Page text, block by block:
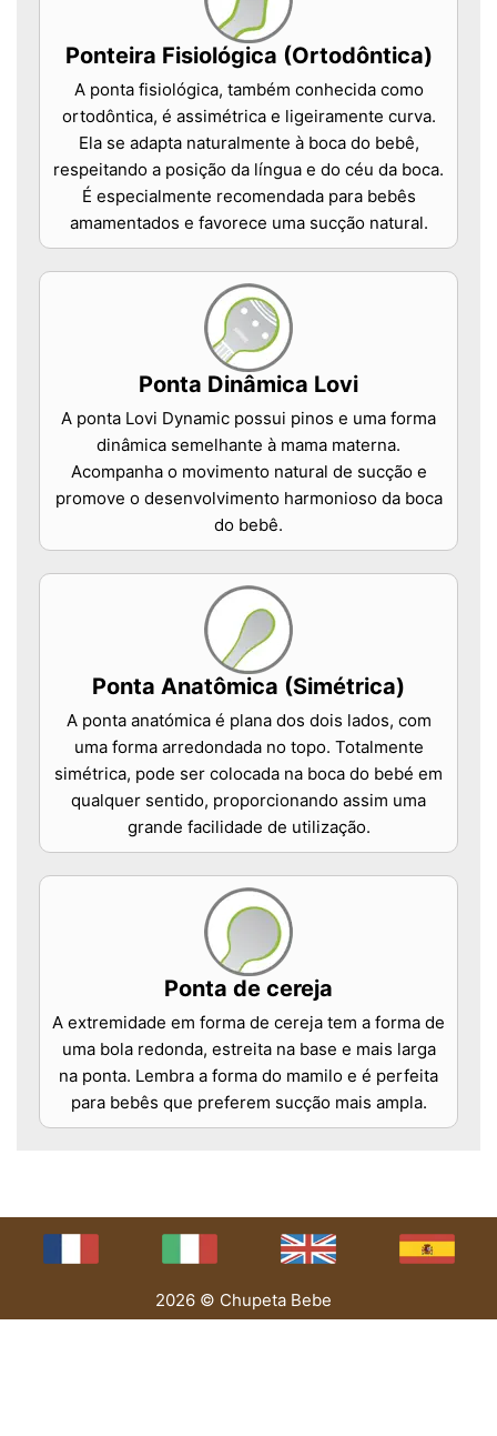
Ponteira Fisiológica (Ortodôntica)
A ponta fisiológica, também conhecida como
ortodôntica, é assimétrica e ligeiramente curva.
Ela se adapta naturalmente à boca do bebê,
respeitando a posição da língua e do céu da boca.
É especialmente recomendada para bebês
amamentados e favorece uma sucção natural.
Ponta Dinâmica Lovi
A ponta Lovi Dynamic possui pinos e uma forma
dinâmica semelhante à mama materna.
Acompanha o movimento natural de sucção e
promove o desenvolvimento harmonioso da boca
do bebê.
Ponta Anatômica (Simétrica)
A ponta anatómica é plana dos dois lados, com
uma forma arredondada no topo. Totalmente
simétrica, pode ser colocada na boca do bebé em
qualquer sentido, proporcionando assim uma
grande facilidade de utilização.
Ponta de cereja
A extremidade em forma de cereja tem a forma de
uma bola redonda, estreita na base e mais larga
na ponta. Lembra a forma do mamilo e é perfeita
para bebês que preferem sucção mais ampla.
2026 © Chupeta Bebe